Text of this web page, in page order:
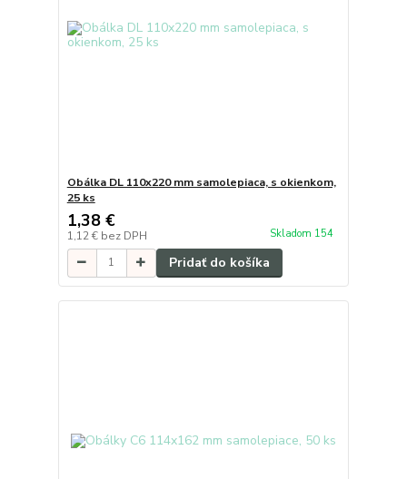
Obálka DL 110x220 mm samolepiaca, s okienkom,
25 ks
1,38 €
1,12 € bez DPH Skladom 154
Pridať do košíka